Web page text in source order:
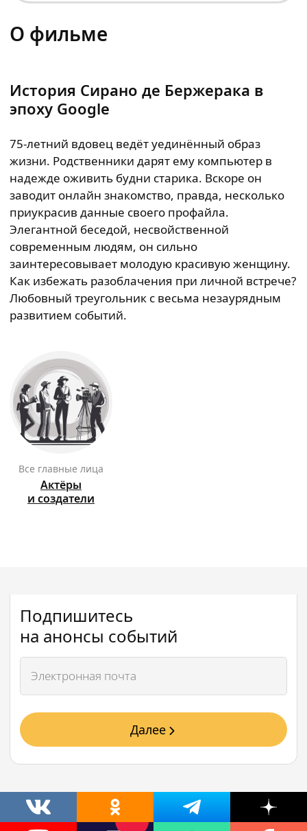
О фильме
История Сирано де Бержерака в
эпоху Google
75-летний вдовец ведёт уединённый образ
жизни. Родственники дарят ему компьютер в
надежде оживить будни старика. Вскоре он
заводит онлайн знакомство, правда, несколько
приукрасив данные своего профайла.
Элегантной беседой, несвойственной
современным людям, он сильно
заинтересовывает молодую красивую женщину.
Как избежать разоблачения при личной встрече?
Любовный треугольник с весьма незаурядным
развитием событий.
Все главные лица
Актёры
и создатели
Подпишитесь
на анонсы событий
Далее